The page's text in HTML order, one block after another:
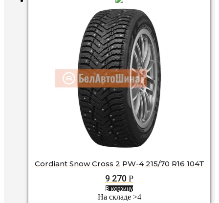
Cordiant Snow Cross 2 PW-4 215/70 R16 104T
9 270 Р
В корзину
На складе >4